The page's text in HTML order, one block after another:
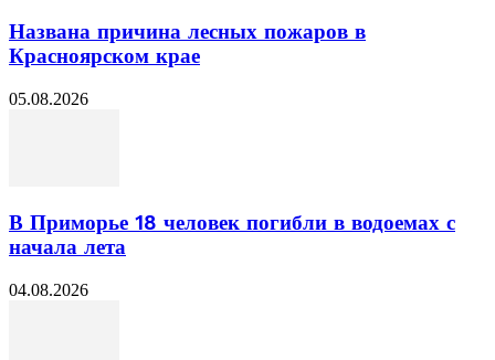
Названа причина лесных пожаров в
Красноярском крае
05.08.2026
В Приморье 18 человек погибли в водоемах с
начала лета
04.08.2026